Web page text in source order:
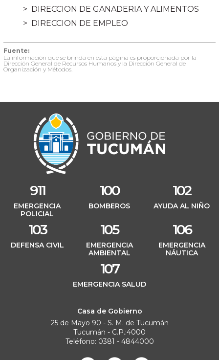
DIRECCION DE GANADERIA Y ALIMENTOS
DIRECCION DE EMPLEO
Fuente:
La información que se brinda en esta página es proporcionada por la
Dirección General de Recursos Humanos y la Dirección General de
Organización y Métodos.
911
EMERGENCIA
POLICIAL
100
BOMBEROS
102
AYUDA AL NIÑO
103
DEFENSA CIVIL
105
EMERGENCIA
AMBIENTAL
106
EMERGENCIA
NÁUTICA
107
EMERGENCIA SALUD
Casa de Gobierno
25 de Mayo 90 - S. M. de Tucumán
Tucumán - C.P.:4000
Teléfono: 0381 - 4844000